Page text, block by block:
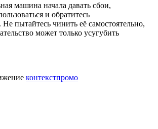
машина начала давать сбои,
и обратитесь
пытайтесь чинить её самостоятельно,
может только усугубить
контекстпромо